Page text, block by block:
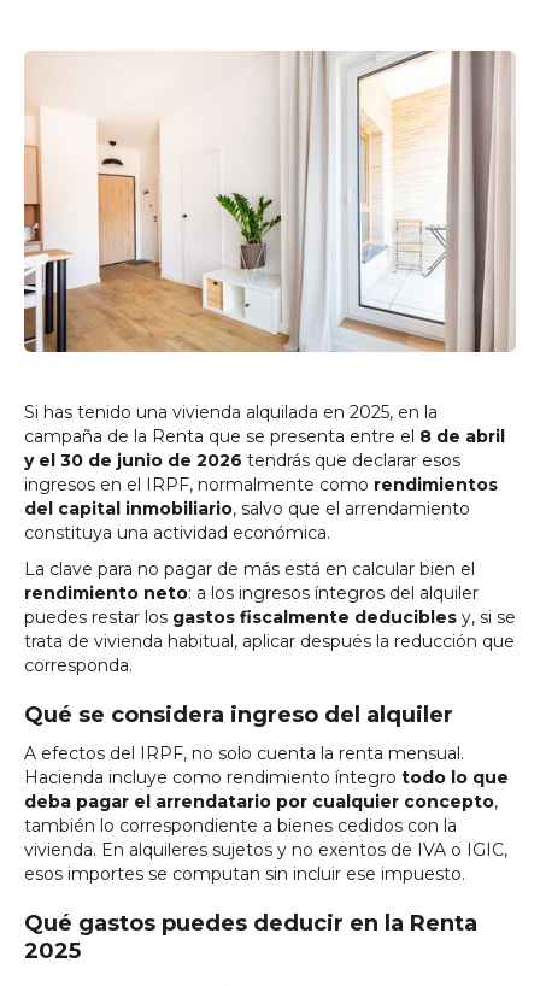
Si has tenido una vivienda alquilada en 2025, en la
campaña de la Renta que se presenta entre el 8 de abril
y el 30 de junio de 2026 tendrás que declarar esos
ingresos en el IRPF, normalmente como rendimientos
del capital inmobiliario, salvo que el arrendamiento
constituya una actividad económica.
La clave para no pagar de más está en calcular bien el
rendimiento neto: a los ingresos íntegros del alquiler
puedes restar los gastos fiscalmente deducibles y, si se
trata de vivienda habitual, aplicar después la reducción que
corresponda.
Qué se considera ingreso del alquiler
A efectos del IRPF, no solo cuenta la renta mensual.
Hacienda incluye como rendimiento íntegro todo lo que
deba pagar el arrendatario por cualquier concepto,
también lo correspondiente a bienes cedidos con la
vivienda. En alquileres sujetos y no exentos de IVA o IGIC,
esos importes se computan sin incluir ese impuesto.
Qué gastos puedes deducir en la Renta
2025